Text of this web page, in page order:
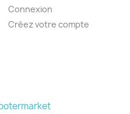
Connexion
Créez votre compte